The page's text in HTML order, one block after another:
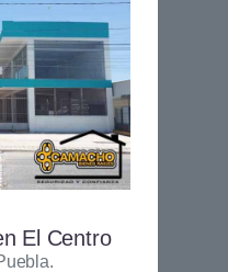
El Centro